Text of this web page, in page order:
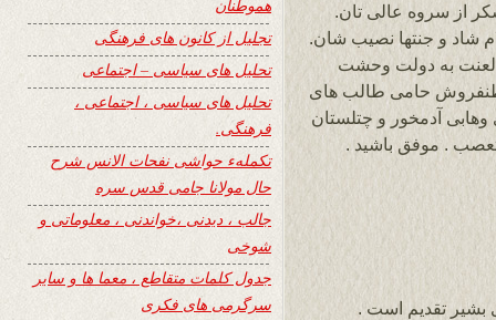
از سروه عالی تان.
شاد و جنتها نصیب شان.
لعنت به دولت وحشت
حامی طالب های
آدمخور و چتلستان
تعصب . موفق باشید .
بشیر تقدیم است .
هموطنان
تجلیل از کانون های فرهنگی
تحلیل های سیاسی – اجتماعی
تحلیل های سیاسی ، اجتماعی ،
فرهنگی.
تکملهء حواشی نفحات الانس شرح
حال مولانا جامی قدس سره
جالب ، دیدنی ،خواندنی ، معلوماتی و
شوخی
جدول کلمات متقاطع ، معما ها و سایر
سرگرمی های فکری